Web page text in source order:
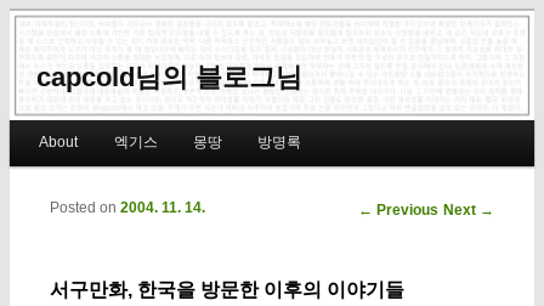
capcold님의 블로그님
Skip to primary content
Skip to secondary content
About 엑기스 몽땅 방명록
Post navigation
← Previous Next →
서구만화, 한국을 방문한 이후의 이야기들
Posted on 2004. 11. 14.